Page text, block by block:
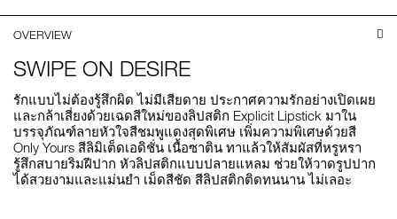
OVERVIEW
SWIPE ON DESIRE
รักแบบไม่ต้องรู้สึกผิด ไม่มีเสียดาย ประกาศความรักอย่างเปิดเผย
และกล้าเสี่ยงด้วยเฉดสีใหม่ของลิปสติก Explicit Lipstick มาใน
บรรจุภัณฑ์ลายหัวใจสีชมพูแดงสุดพิเศษ เพิ่มความพิเศษด้วยสี
Only Yours สีลิมิเต็ดเอดิชั่น เนื้อซาติน ทาแล้วให้สัมผัสที่หรูหรา
รู้สึกสบายริมฝีปาก หัวลิปสติกแบบปลายแหลม ช่วยให้วาดรูปปาก
ได้สวยงามและแม่นยำ เม็ดสีชัด สีลิปสติกติดทนนาน ไม่เลอะ